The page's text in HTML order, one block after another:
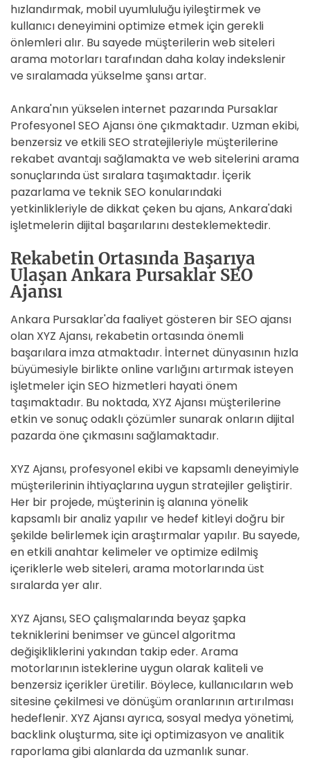
hızlandırmak, mobil uyumluluğu iyileştirmek ve
kullanıcı deneyimini optimize etmek için gerekli
önlemleri alır. Bu sayede müşterilerin web siteleri
arama motorları tarafından daha kolay indekslenir
ve sıralamada yükselme şansı artar.
Ankara'nın yükselen internet pazarında Pursaklar
Profesyonel SEO Ajansı öne çıkmaktadır. Uzman ekibi,
benzersiz ve etkili SEO stratejileriyle müşterilerine
rekabet avantajı sağlamakta ve web sitelerini arama
sonuçlarında üst sıralara taşımaktadır. İçerik
pazarlama ve teknik SEO konularındaki
yetkinlikleriyle de dikkat çeken bu ajans, Ankara'daki
işletmelerin dijital başarılarını desteklemektedir.
Rekabetin Ortasında Başarıya
Ulaşan Ankara Pursaklar SEO
Ajansı
Ankara Pursaklar'da faaliyet gösteren bir SEO ajansı
olan XYZ Ajansı, rekabetin ortasında önemli
başarılara imza atmaktadır. İnternet dünyasının hızla
büyümesiyle birlikte online varlığını artırmak isteyen
işletmeler için SEO hizmetleri hayati önem
taşımaktadır. Bu noktada, XYZ Ajansı müşterilerine
etkin ve sonuç odaklı çözümler sunarak onların dijital
pazarda öne çıkmasını sağlamaktadır.
XYZ Ajansı, profesyonel ekibi ve kapsamlı deneyimiyle
müşterilerinin ihtiyaçlarına uygun stratejiler geliştirir.
Her bir projede, müşterinin iş alanına yönelik
kapsamlı bir analiz yapılır ve hedef kitleyi doğru bir
şekilde belirlemek için araştırmalar yapılır. Bu sayede,
en etkili anahtar kelimeler ve optimize edilmiş
içeriklerle web siteleri, arama motorlarında üst
sıralarda yer alır.
XYZ Ajansı, SEO çalışmalarında beyaz şapka
tekniklerini benimser ve güncel algoritma
değişikliklerini yakından takip eder. Arama
motorlarının isteklerine uygun olarak kaliteli ve
benzersiz içerikler üretilir. Böylece, kullanıcıların web
sitesine çekilmesi ve dönüşüm oranlarının artırılması
hedeflenir. XYZ Ajansı ayrıca, sosyal medya yönetimi,
backlink oluşturma, site içi optimizasyon ve analitik
raporlama gibi alanlarda da uzmanlık sunar.